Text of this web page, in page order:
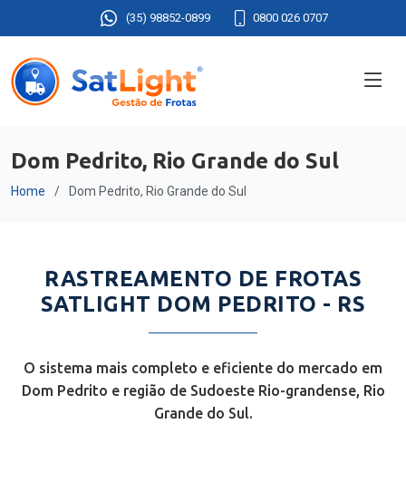
(35) 98852-0899 0800 026 0707
Dom Pedrito, Rio Grande do Sul
Home Dom Pedrito, Rio Grande do Sul
RASTREAMENTO DE FROTAS
SATLIGHT DOM PEDRITO - RS
O sistema mais completo e eficiente do mercado em
Dom Pedrito e região de Sudoeste Rio-grandense, Rio
Grande do Sul.